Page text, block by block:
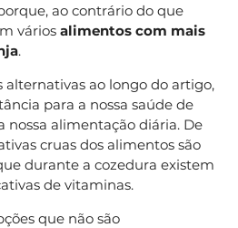
ao contrário do que
vários alimentos com mais
.
alternativas ao longo do artigo,
para a nossa saúde de
nossa alimentação diária. De
cruas dos alimentos são
durante a cozedura existem
de vitaminas.
que não são